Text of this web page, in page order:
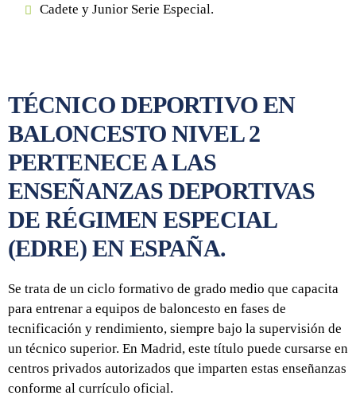
Cadete y Junior Serie Especial.
TÉCNICO DEPORTIVO EN
BALONCESTO NIVEL 2
PERTENECE A LAS
ENSEÑANZAS DEPORTIVAS
DE RÉGIMEN ESPECIAL
(EDRE) EN ESPAÑA.
Se trata de un ciclo formativo de grado medio que capacita
para entrenar a equipos de baloncesto en fases de
tecnificación y rendimiento, siempre bajo la supervisión de
un técnico superior. En Madrid, este título puede cursarse en
centros privados autorizados que imparten estas enseñanzas
conforme al currículo oficial.